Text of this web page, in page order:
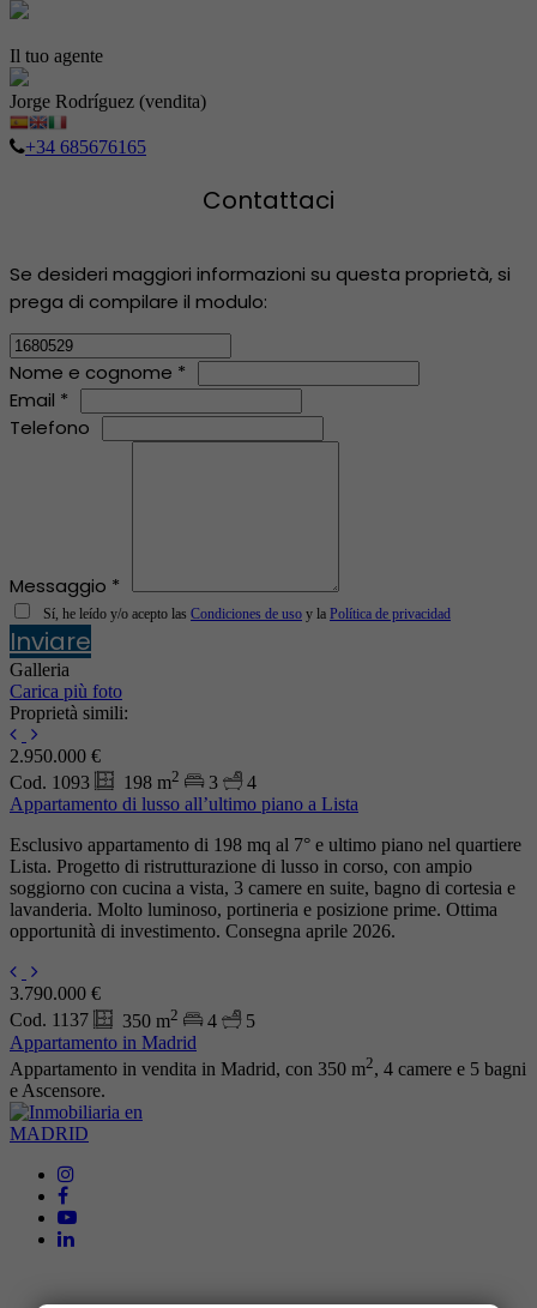
Il tuo agente
Jorge Rodríguez (vendita)
+34 685676165
Contattaci
Se desideri maggiori informazioni su questa proprietà, si
prega di compilare il modulo:
Nome e cognome *
Email *
Telefono
Messaggio *
Sí, he leído y/o acepto las Condiciones de uso y la Política de privacidad
Inviare
Galleria
Carica più foto
Proprietà simili:
2.950.000 €
Cod. 1093
198 m2 3
4
Appartamento di lusso all’ultimo piano a Lista
Esclusivo appartamento di 198 mq al 7° e ultimo piano nel quartiere
Lista. Progetto di ristrutturazione di lusso in corso, con ampio
soggiorno con cucina a vista, 3 camere en suite, bagno di cortesia e
lavanderia. Molto luminoso, portineria e posizione prime. Ottima
opportunità di investimento. Consegna aprile 2026.
3.790.000 €
Cod. 1137
350 m2 4
5
Appartamento in Madrid
Appartamento in vendita in Madrid, con 350 m2, 4 camere e 5 bagni
e Ascensore.